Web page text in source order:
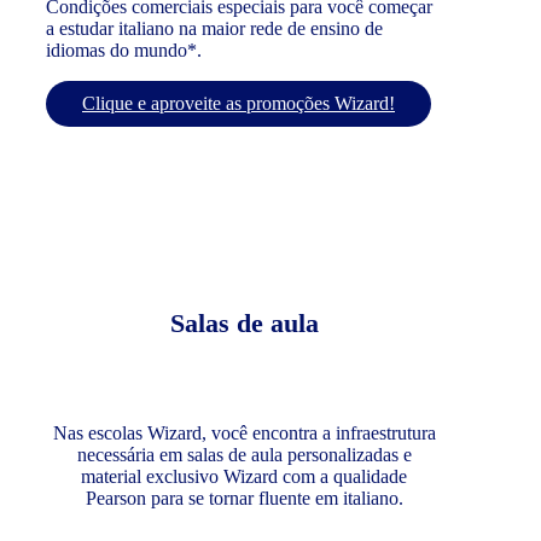
Condições comerciais especiais para você começar
a estudar italiano na maior rede de ensino de
idiomas do mundo*.
Clique e aproveite as promoções Wizard!
Salas de aula
Nas escolas Wizard, você encontra a infraestrutura
necessária em salas de aula personalizadas e
material exclusivo Wizard com a qualidade
Pearson para se tornar fluente em italiano.